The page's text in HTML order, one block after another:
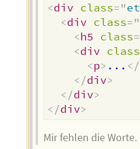
<div class="
<div class="
<h5 class=
<div class
<p> ... </
</div>
</div>
</div>
Mir fehlen die Worte.